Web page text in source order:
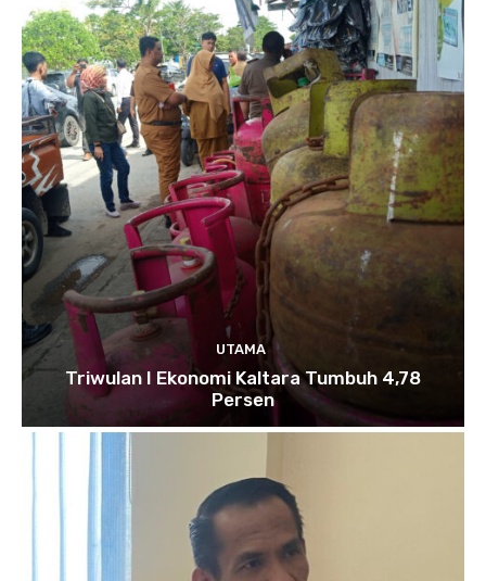
UTAMA
Triwulan I Ekonomi Kaltara Tumbuh 4,78
Persen